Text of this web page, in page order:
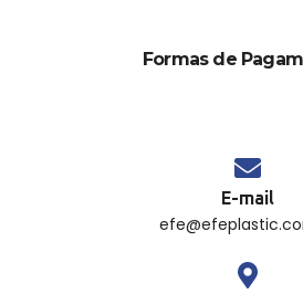
Formas de
E-mail